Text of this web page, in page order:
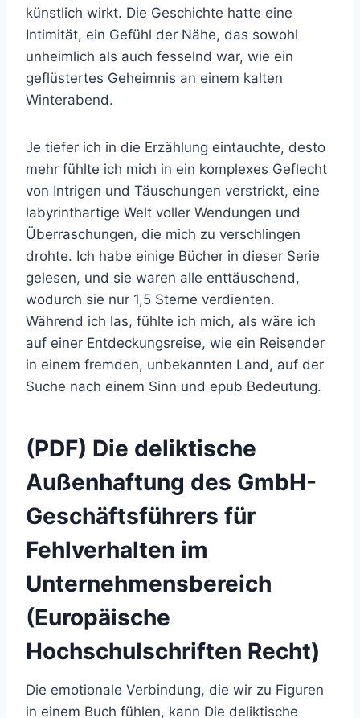
künstlich wirkt. Die Geschichte hatte eine
Intimität, ein Gefühl der Nähe, das sowohl
unheimlich als auch fesselnd war, wie ein
geflüstertes Geheimnis an einem kalten
Winterabend.
Je tiefer ich in die Erzählung eintauchte, desto
mehr fühlte ich mich in ein komplexes Geflecht
von Intrigen und Täuschungen verstrickt, eine
labyrinthartige Welt voller Wendungen und
Überraschungen, die mich zu verschlingen
drohte. Ich habe einige Bücher in dieser Serie
gelesen, und sie waren alle enttäuschend,
wodurch sie nur 1,5 Sterne verdienten.
Während ich las, fühlte ich mich, als wäre ich
auf einer Entdeckungsreise, wie ein Reisender
in einem fremden, unbekannten Land, auf der
Suche nach einem Sinn und epub Bedeutung.
(PDF) Die deliktische
Außenhaftung des GmbH-
Geschäftsführers für
Fehlverhalten im
Unternehmensbereich
(Europäische
Hochschulschriften Recht)
Die emotionale Verbindung, die wir zu Figuren
in einem Buch fühlen, kann Die deliktische